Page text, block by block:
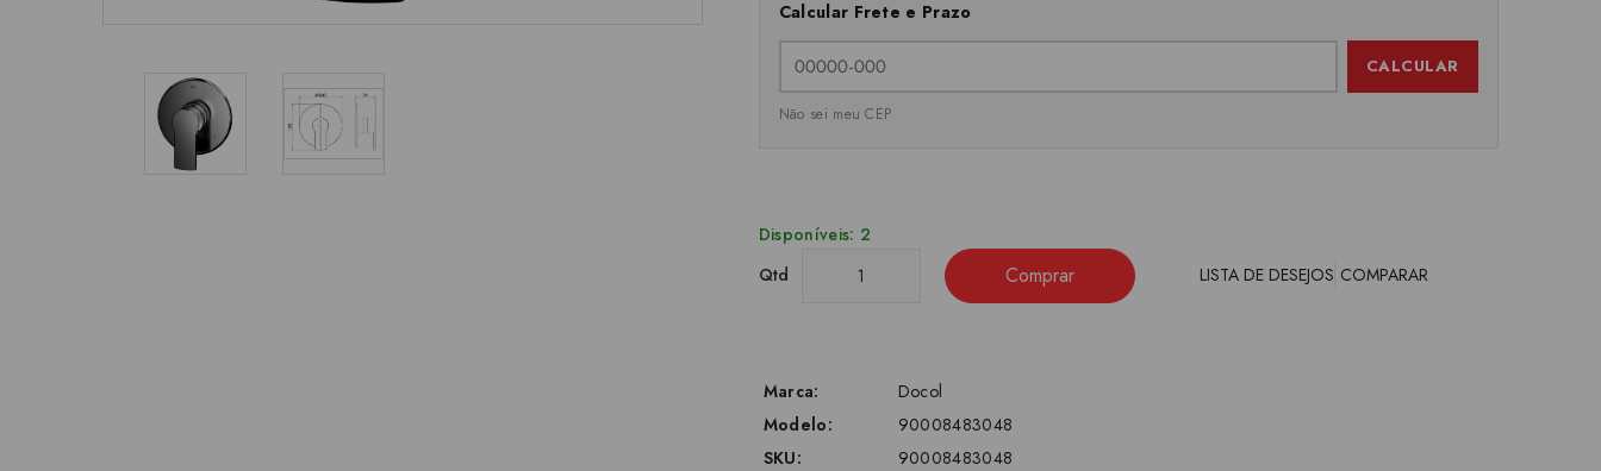
Calcular Frete e Prazo
CALCULAR
Não sei meu CEP
Disponíveis: 2
Qtd
Comprar LISTA DE DESEJOS COMPARAR
Marca:
Docol
Modelo:
90008483048
SKU:
90008483048